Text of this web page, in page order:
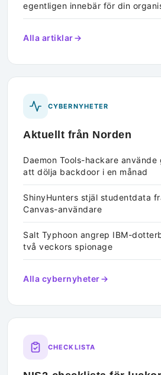
egentligen innebär för din
Alla artiklar
CYBERNYHETER
Aktuellt från Norden
Daemon Tools-hackare
att dölja backdoor i en månad
ShinyHunters stjäl studentdata
Canvas-användare
Salt Typhoon angrep IBM-
två veckors spionage
Alla cybernyheter
CHECKLISTA